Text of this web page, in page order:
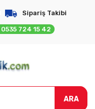
Sipariş Takibi
0535 724 15 42
ARA